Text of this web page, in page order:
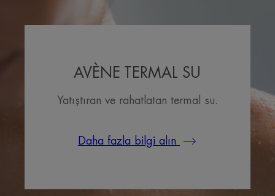
AVÈNE TERMAL SU
Yatıştıran ve rahatlatan termal su.
Daha fazla bilgi alın